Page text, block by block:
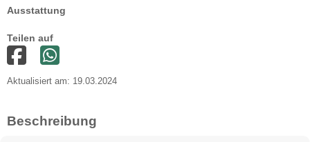
Ausstattung
Teilen auf
Aktualisiert am: 19.03.2024
Beschreibung